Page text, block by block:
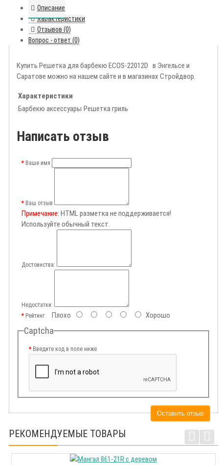
Описание
Характеристики
Отзывов (0)
Вопрос - ответ (0)
Купить Решетка для барбекю ECOS-22012D в Энгельсе и
Саратове можно на нашем сайте и в магазинах Стройдвор.
Характеристики
Барбекю аксессуары Решетка гриль
Написать отзыв
Ваше имя
Ваш отзыв
Примечание: HTML разметка не поддерживается!
Используйте обычный текст.
Достоинства:
Недостатки:
РейтингПлохо Хорошо
Captcha
Введите код в поле ниже
Оставить отзыв
РЕКОМЕНДУЕМЫЕ ТОВАРЫ